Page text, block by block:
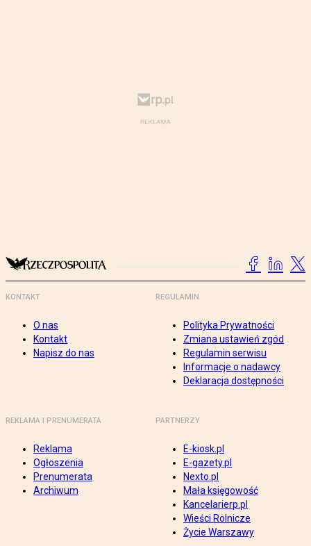
KONTAKT
O nas
Kontakt
Napisz do nas
REGULAMIN
Polityka Prywatności
Zmiana ustawień zgód
Regulamin serwisu
Informacje o nadawcy
Deklaracja dostępności
REKLAMA I PRENUMERATA
Reklama
Ogłoszenia
Prenumerata
Archiwum
PARTNERZY
E-kiosk.pl
E-gazety.pl
Nexto.pl
Mała księgowość
Kancelarierp.pl
Wieści Rolnicze
Życie Warszawy